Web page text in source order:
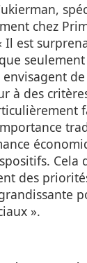
chez
Il est
seulement
à des
Cela
des
».